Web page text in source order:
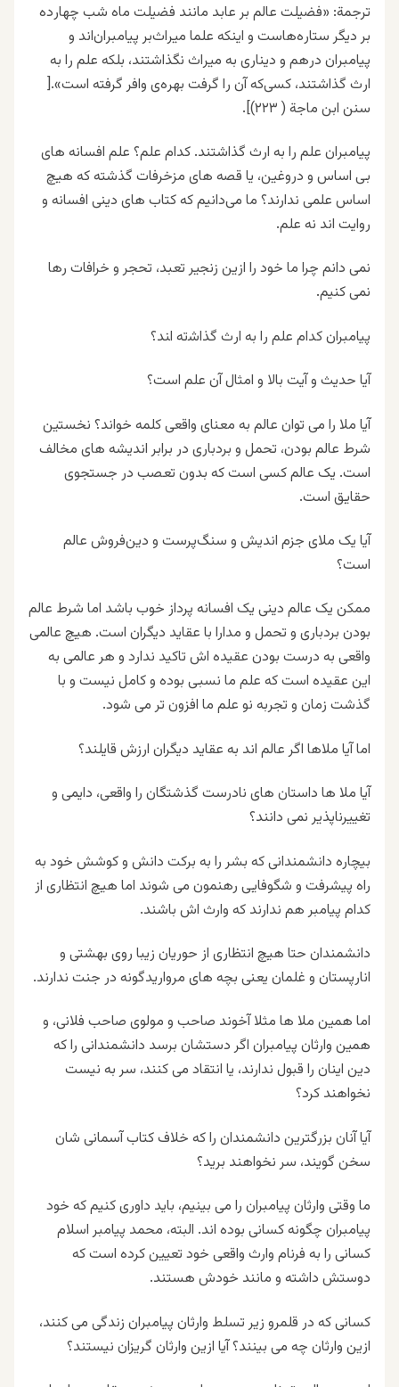
ترجمة: ‏«ﻓﻀﯿﻠﺖ ﻋﺎﻟﻢ ﺑﺮ ﻋﺎﺑﺪ ﻣﺎﻧﻨﺪ ﻓﻀﯿﻠﺖ ﻣﺎﻩ ﺷﺐ ﭼﻬﺎﺭﺩﻩ
ﺑﺮ ﺩﯾﮕﺮ ﺳﺘﺎﺭﻩ‌ﻫﺎﺳﺖ ﻭ ﺍﯾﻨﮑﻪ ﻋﻠﻤﺎ ﻣﯿﺮﺍﺙ‌ﺑﺮ ﭘﯿﺎﻣﺒﺮﺍﻥ‌ﺍﻧﺪ ﻭ
ﭘﯿﺎﻣﺒﺮﺍﻥ ﺩﺭﻫﻢ ﻭ ﺩﯾﻨﺎﺭﯼ ﺑﻪ ﻣﯿﺮﺍﺙ ﻧﮕﺬﺍﺷﺘﻨﺪ، ﺑﻠﮑﻪ ﻋﻠﻢ ﺭﺍ ﺑﻪ
ﺍﺭﺙ ﮔﺬﺍﺷﺘﻨﺪ، کسی‌که ﺁﻥ ﺭﺍ ﮔﺮﻓﺖ ﺑﻬﺮﻩ‌ﯼ ﻭﺍﻓﺮ ﮔﺮﻓﺘﻪ ﺍﺳﺖ‏».[
سنن ﺍﺑﻦ ﻣﺎﺟﺔ ‏( ۲۲۳‏)].
ﭘﯿﺎﻣﺒﺮﺍﻥ ﻋﻠﻢ ﺭﺍ ﺑﻪ ﺍﺭﺙ ﮔﺬﺍﺷﺘﻨﺪ. کدام علم؟ علم افسانه های
بی اساس و دروغین، یا قصه های مزخرفات گذشته که هیچ
اساس علمی ندارند؟ ما می‌دانیم که کتاب های دینی افسانه و
روایت اند نه علم.
نمی دانم چرا ما خود را ازین زنجیر تعبد، تحجر و خرافات رها
نمی کنیم.
پیامبران کدام ﻋﻠﻢ ﺭﺍ ﺑﻪ ﺍﺭﺙ ﮔﺬﺍﺷته اﻨﺪ؟
آیا حدیث و آیت بالا و امثال آن علم است؟
آیا ملا را می توان عالم به معنای واقعی کلمه خواند؟ نخستین
شرط عالم بودن، تحمل و بردباری در برابر اندیشه های مخالف
است. یک عالم کسی است که بدون تعصب در جستجوی
حقایق است.
آیا یک ملای جزم اندیش و سنگ‌پرست و دین‌فروش عالم
است؟
ممکن یک عالم دینی یک افسانه پرداز خوب باشد اما شرط عالم
بودن بردباری و تحمل و مدارا با عقاید دیگران است. هیچ عالمی
واقعی به درست بودن عقیده اش تاکید ندارد و هر عالمی به
این عقیده است که علم ما نسبی بوده و کامل نیست و با
گذشت زمان و تجربه نو علم ما افزون تر می شود.
اما آیا ملاها اگر عالم اند به عقاید دیگران ارزش قایلند؟
آیا ملا ها داستان های نادرست گذشتگان را واقعی، دایمی و
تغییرناپذیر نمی دانند؟
بیچاره دانشمندانی که بشر را به برکت دانش و کوشش خود به
راه پیشرفت و شگوفایی رهنمون می شوند اما هیچ انتظاری از
کدام پیامبر هم ندارند که وارث اش باشند.
دانشمندان حتا هیچ انتظاری از حوریان زیبا روی بهشتی و
انارپستان و غلمان یعنی بچه های مروارید‌گونه در جنت ندارند.
اما همین ملا ها مثلا آخوند صاحب و مولوی صاحب فلانی، و
همین وارثان پیامبران اگر دستشان برسد دانشمندانی را که
دین اینان را قبول ندارند، یا انتقاد می کنند، سر به نیست
نخواهند کرد؟
آیا آنان بزرگترین دانشمندان را که خلاف کتاب آسمانی شان
سخن گویند، سر نخواهند برید؟
ما وقتی وارثان پیامبران را می بینیم، باید داوری کنیم که خود
پیامبران چگونه کسانی بوده اند. البته، محمد پیامبر اسلام
کسانی را به فرنام وارث واقعی خود تعیین کرده است که
دوستش داشته و مانند خودش هستند.
کسانی که در قلمرو زیر تسلط وارثان ﭘﯿﺎﻣﺒﺮﺍﻥ زندگی می کنند،
ازین وارثان چه می بینند؟ آیا ازین وارثان گریزان نیستند؟